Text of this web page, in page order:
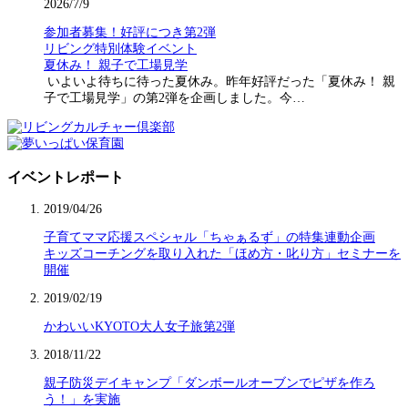
2026/7/9
参加者募集！好評につき第2弾
リビング特別体験イベント
夏休み！ 親子で工場見学
いよいよ待ちに待った夏休み。昨年好評だった「夏休み！ 親
子で工場見学」の第2弾を企画しました。今…
イベントレポート
2019/04/26
子育てママ応援スペシャル「ちゃぁるず」の特集連動企画
キッズコーチングを取り入れた「ほめ方・叱り方」セミナーを
開催
2019/02/19
かわいいKYOTO大人女子旅第2弾
2018/11/22
親子防災デイキャンプ「ダンボールオーブンでピザを作ろ
う！」を実施